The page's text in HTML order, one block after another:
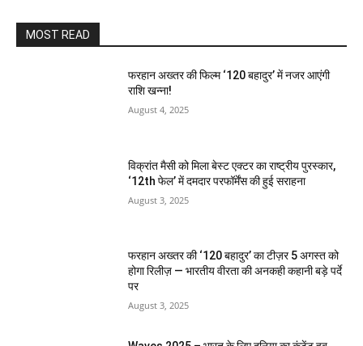
MOST READ
फरहान अख्तर की फिल्म ‘120 बहादुर’ में नजर आएंगी
राशि खन्ना!
August 4, 2025
विक्रांत मैसी को मिला बेस्ट एक्टर का राष्ट्रीय पुरस्कार,
‘12th फेल’ में दमदार परफॉर्मेंस की हुई सराहना
August 3, 2025
फरहान अख्तर की ‘120 बहादुर’ का टीज़र 5 अगस्त को
होगा रिलीज़ — भारतीय वीरता की अनकही कहानी बड़े पर्दे
पर
August 3, 2025